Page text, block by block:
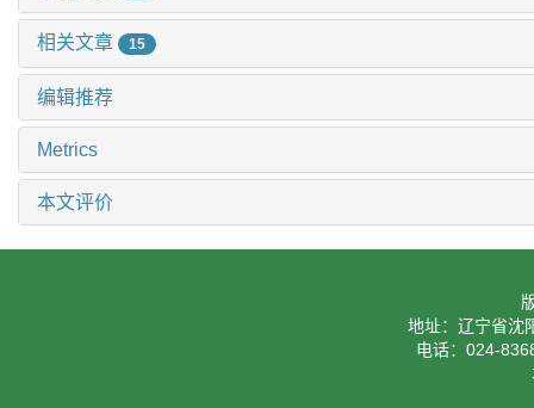
相关文章 15
编辑推荐
Metrics
本文评价
地址：辽宁省沈
电话：024-